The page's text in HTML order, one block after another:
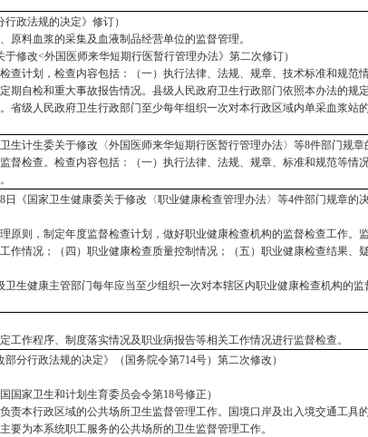
政法规的决定》修订）
料血浆的采集及血液制品经营单位的监督管理。
修改<外国医师来华短期行医暂行管理办法》第二次修订）
计划，检查内容包括：（一）执行法律、法规、规章、技术标准和规范
自检和重大事故报告情况。县级人民政府卫生行政部门依照本办法的规
级人民政府卫生行政部门至少每年组织一次对本行政区域内单采血浆站
生计生委关于修改〈外国医师来华短期行医暂行管理办法〉等8件部门规
检查。检查内容包括：（一）执行法律、法规、规章、标准和规范等情
日《国家卫生健康委关于修改〈职业健康检查管理办法〉等4件部门规章的
原则，制定年度监督检查计划，做好职业健康检查机构的监督检查工作。
情况；（四）职业健康检查质量控制情况；（五）职业健康检查结果、
生健康主管部门每年应当至少组织一次对本辖区内职业健康检查机构的
作程序、制度落实情况及职业病报告等相关工作情况进行监督检查。
分行政法规的决定》（国务院令第714号）第二次修改）
国家卫生和计划生育委员会令第18号修正）
本行政区域的公共场所卫生监督管理工作。国境口岸及出入境交通工具
为本系统职工服务的公共场所的卫生监督管理工作。